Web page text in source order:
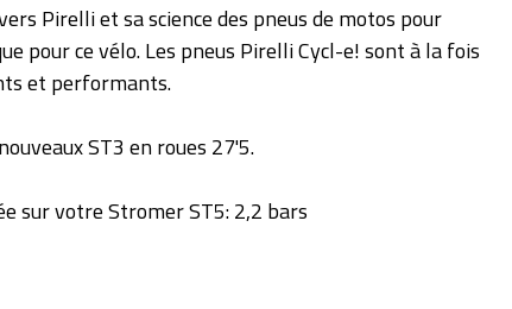
Pirelli et sa science des pneus de motos pour
pour ce vélo. Les pneus Pirelli Cycl-e! sont à la fois
et performants.
ST3 en roues 27'5.
sur votre Stromer ST5: 2,2 bars